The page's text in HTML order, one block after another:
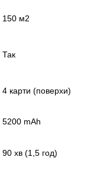
150 м2
Так
4 карти (поверхи)
5200 mAh
90 хв (1,5 год)